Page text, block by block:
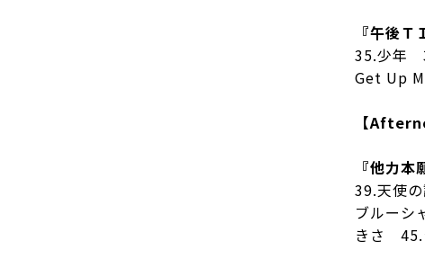
『午後
35.少年
Get Up
【
『他力本
39.天使
ブルー
きさ 45.